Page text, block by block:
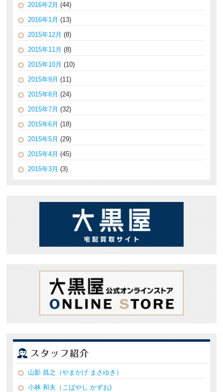
2016年2月 (44)
2016年1月 (13)
2015年12月 (8)
2015年11月 (8)
2015年10月 (10)
2015年9月 (11)
2015年8月 (24)
2015年7月 (32)
2015年6月 (18)
2015年5月 (29)
2015年4月 (45)
2015年3月 (3)
山影 昌之（やまかげ まさゆき）
小林 和夫（こばやし かずお)